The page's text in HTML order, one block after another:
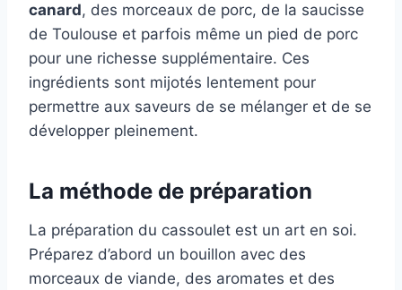
canard, des morceaux de porc, de la saucisse
de Toulouse et parfois même un pied de porc
pour une richesse supplémentaire. Ces
ingrédients sont mijotés lentement pour
permettre aux saveurs de se mélanger et de se
développer pleinement.
La méthode de préparation
La préparation du cassoulet est un art en soi.
Préparez d’abord un bouillon avec des
morceaux de viande, des aromates et des